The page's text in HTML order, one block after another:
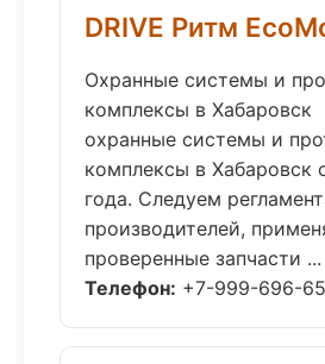
DRIVE Ритм
Охранные системы и
комплексы в Хабаровск
охранные системы и
комплексы в Хабаровск
года. Следуем
производителей,
проверенные запчасти ...
Телефон: +7-999-696-